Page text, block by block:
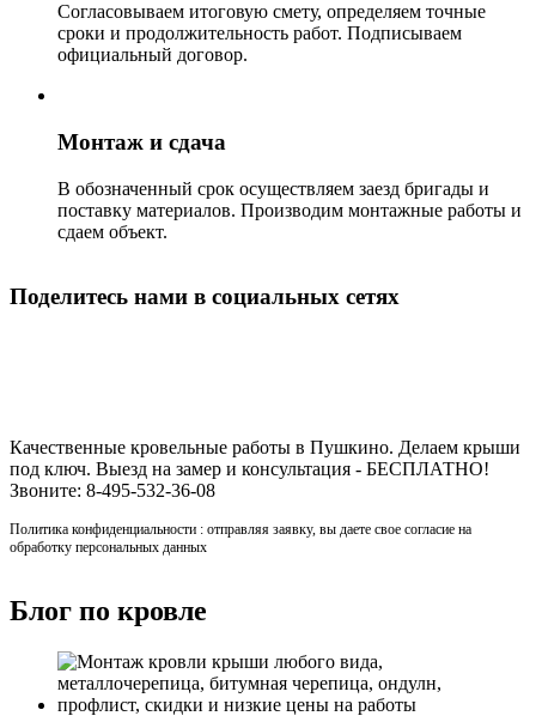
Согласовываем итоговую смету, определяем точные
сроки и продолжительность работ. Подписываем
официальный договор.
Монтаж и сдача
В обозначенный срок осуществляем заезд бригады и
поставку материалов. Производим монтажные работы и
сдаем объект.
Поделитесь нами в социальных сетях
Качественные кровельные работы в Пушкино. Делаем крыши
под ключ. Выезд на замер и консультация - БЕСПЛАТНО!
Звоните: 8-495-532-36-08
Политика конфиденциальности : отправляя заявку, вы даете свое согласие на
обработку персональных данных
Блог по кровле